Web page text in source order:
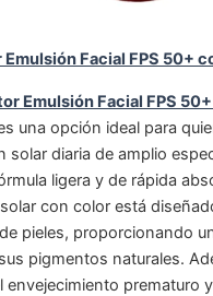
Facial FPS 50+
Emulsión Facial FPS
una opción ideal para
solar diaria de amplio
ligera y de rápida
con color está
pieles, proporcionando
pigmentos naturales.
envejecimiento prematuro